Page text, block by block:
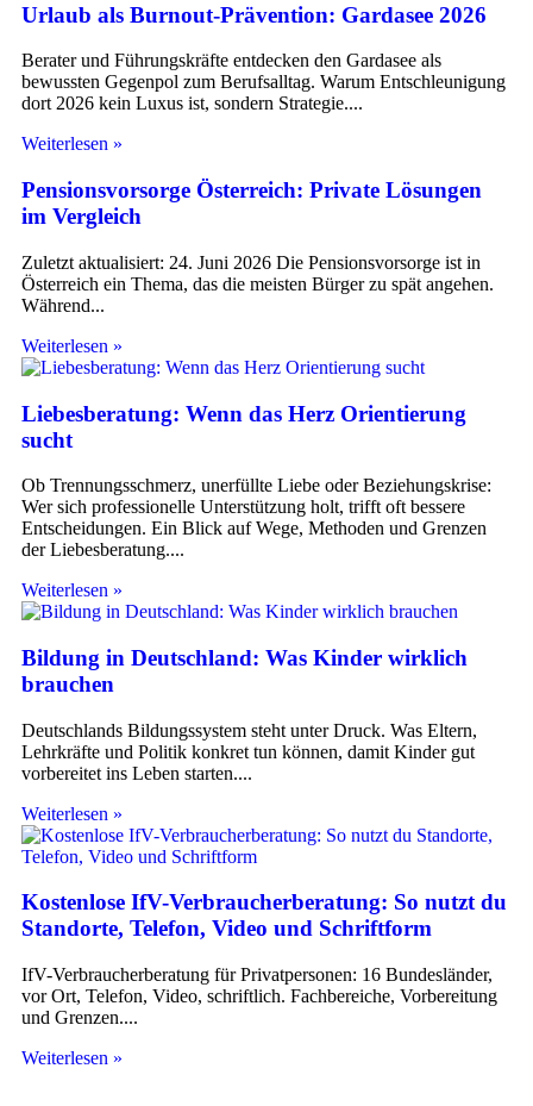
Urlaub als Burnout-Prävention: Gardasee 2026
Berater und Führungskräfte entdecken den Gardasee als
bewussten Gegenpol zum Berufsalltag. Warum Entschleunigung
dort 2026 kein Luxus ist, sondern Strategie.
Weiterlesen »
Pensionsvorsorge Österreich: Private Lösungen
im Vergleich
Zuletzt aktualisiert: 24. Juni 2026 Die Pensionsvorsorge ist in
Österreich ein Thema, das die meisten Bürger zu spät angehen.
Während
Weiterlesen »
Liebesberatung: Wenn das Herz Orientierung
sucht
Ob Trennungsschmerz, unerfüllte Liebe oder Beziehungskrise:
Wer sich professionelle Unterstützung holt, trifft oft bessere
Entscheidungen. Ein Blick auf Wege, Methoden und Grenzen
der Liebesberatung.
Weiterlesen »
Bildung in Deutschland: Was Kinder wirklich
brauchen
Deutschlands Bildungssystem steht unter Druck. Was Eltern,
Lehrkräfte und Politik konkret tun können, damit Kinder gut
vorbereitet ins Leben starten.
Weiterlesen »
Kostenlose IfV-Verbraucherberatung: So nutzt du
Standorte, Telefon, Video und Schriftform
IfV-Verbraucherberatung für Privatpersonen: 16 Bundesländer,
vor Ort, Telefon, Video, schriftlich. Fachbereiche, Vorbereitung
und Grenzen.
Weiterlesen »